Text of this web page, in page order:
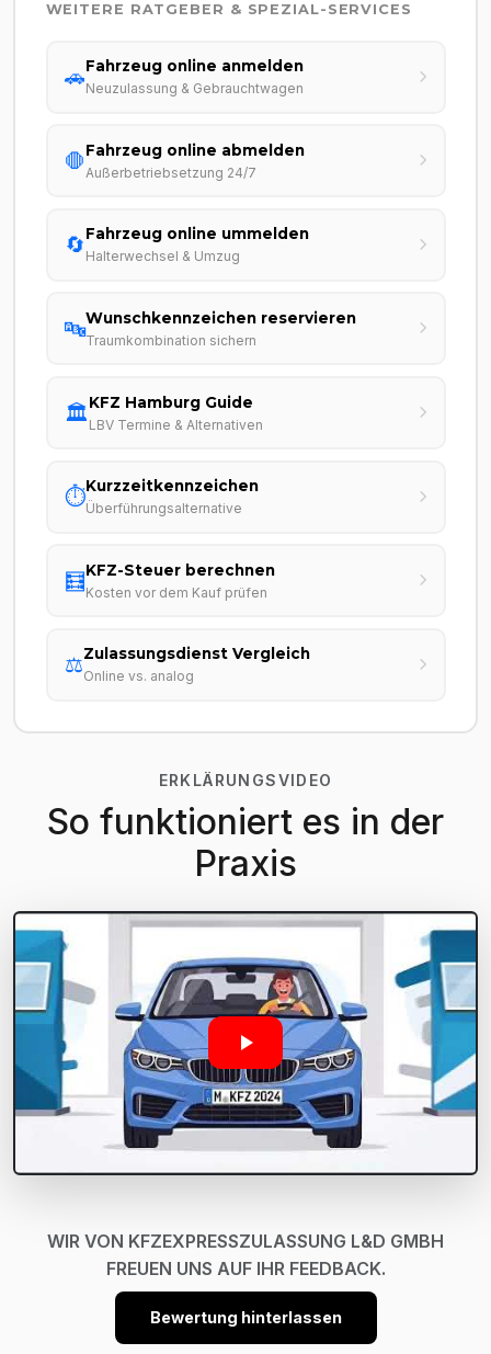
WEITERE RATGEBER & SPEZIAL-SERVICES
🚗Fahrzeug online anmelden
Neuzulassung & Gebrauchtwagen
🛑Fahrzeug online abmelden
Außerbetriebsetzung 24/7
🔄Fahrzeug online ummelden
Halterwechsel & Umzug
🔤Wunschkennzeichen reservieren
Traumkombination sichern
🏛️KFZ Hamburg Guide
LBV Termine & Alternativen
⏱️Kurzzeitkennzeichen
Überführungsalternative
🧮KFZ-Steuer berechnen
Kosten vor dem Kauf prüfen
⚖️Zulassungsdienst Vergleich
Online vs. analog
ERKLÄRUNGSVIDEO
So funktioniert es in der
Praxis
WIR VON KFZEXPRESSZULASSUNG L&D GMBH
FREUEN UNS AUF IHR FEEDBACK.
Bewertung hinterlassen